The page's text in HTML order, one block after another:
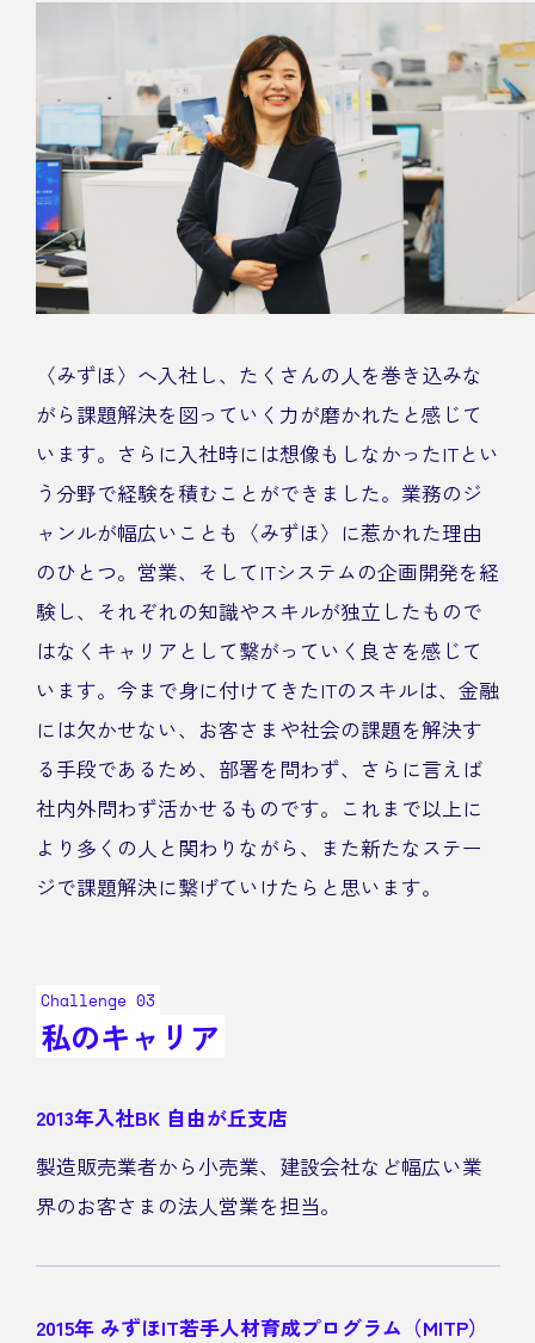
〈みずほ〉へ入社し、たくさんの人を巻き込みな
がら課題解決を図っていく力が磨かれたと感じて
います。さらに入社時には想像もしなかったITとい
う分野で経験を積むことができました。業務のジ
ャンルが幅広いことも〈みずほ〉に惹かれた理由
のひとつ。営業、そしてITシステムの企画開発を経
験し、それぞれの知識やスキルが独立したもので
はなくキャリアとして繋がっていく良さを感じて
います。今まで身に付けてきたITのスキルは、金融
には欠かせない、お客さまや社会の課題を解決す
る手段であるため、部署を問わず、さらに言えば
社内外問わず活かせるものです。これまで以上に
より多くの人と関わりながら、また新たなステー
ジで課題解決に繋げていけたらと思います。
Challenge 03
私のキャリア
2013年入社BK 自由が丘支店
製造販売業者から小売業、建設会社など幅広い業
界のお客さまの法人営業を担当。
2015年 みずほIT若手人材育成プログラム（MITP）